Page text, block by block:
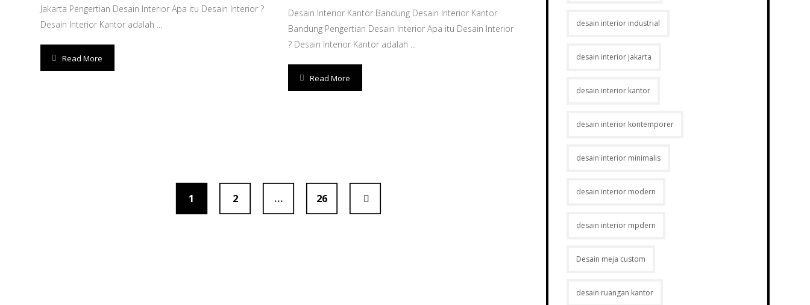
Jakarta Pengertian Desain Interior Apa itu Desain Interior ?
Desain Interior Kantor adalah ...
Read More
Desain Interior Kantor Bandung Desain Interior Kantor
Bandung Pengertian Desain Interior Apa itu Desain Interior
? Desain Interior Kantor adalah ...
Read More
1 2 … 26
desain interior industrial
desain interior jakarta
desain interior kantor
desain interior kontemporer
desain interior minimalis
desain interior modern
desain interior mpdern
Desain meja custom
desain ruangan kantor